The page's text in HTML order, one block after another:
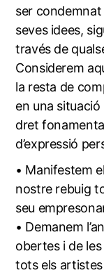
ser
seves idees,
través de
Considerem
la resta de
en una
dret
d’expressió
• Manifestem
nostre rebuig
seu
• Demanem
obertes i de
tots els